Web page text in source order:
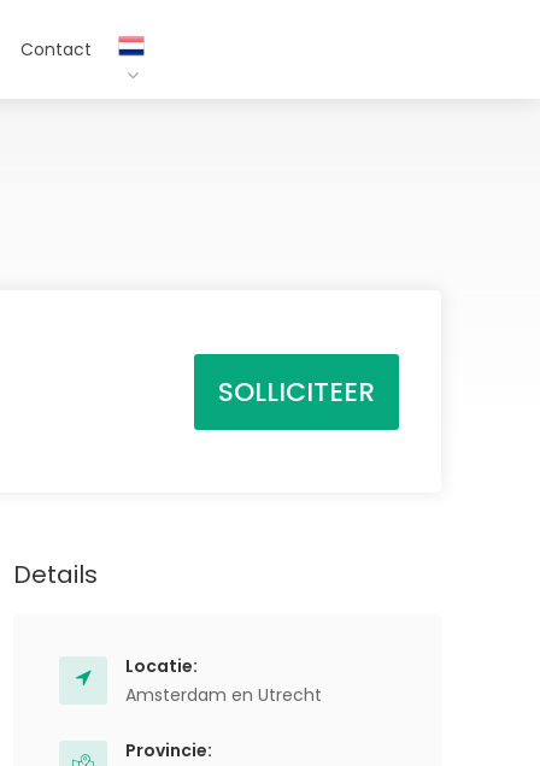
Contact
SOLLICITEER
Details
Locatie:
Amsterdam en Utrecht
Provincie: